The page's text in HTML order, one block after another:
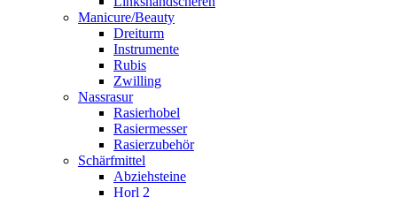
Manicure/Beauty
Dreiturm
Instrumente
Rubis
Zwilling
Nassrasur
Rasierhobel
Rasiermesser
Rasierzubehör
Schärfmittel
Abziehsteine
Horl 2